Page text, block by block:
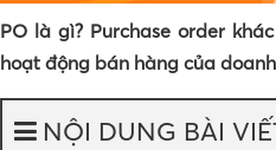
PO là gì? Purchase order
hoạt động bán hàng của
NỘI DUNG BÀI